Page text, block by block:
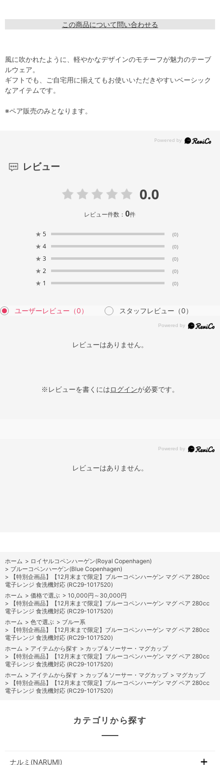
この商品について問い合わせる
風に吹かれたように、軽やかなデザインのモチーフが魅力のテーブ
ルウェア。
ギフトでも、ご自宅用に揃えてもお使いいただきやすいベーシック
なアイテムです。
※ペア販売のみとなります。
レビュー
0.0
レビュー件数：0件
★ 5 (0)
★ 4 (0)
★ 3 (0)
★ 2 (0)
★ 1 (0)
ユーザーレビュー （0） スタッフレビュー （0）
レビューはありません。
※レビューを書くにはログインが必要です。
レビューはありません。
ホーム > ロイヤルコペンハーゲン(Royal Copenhagen)
> ブルーコペンハーゲン(Blue Copenhagen)
>
【特別企画品】【12月末まで限定】ブルーコペンハーゲン マグ ペア 280cc
電子レンジ 食洗機対応 (RC29-1017520)
ホーム > 価格で選ぶ > 10,000円～30,000円
>
【特別企画品】【12月末まで限定】ブルーコペンハーゲン マグ ペア 280cc
電子レンジ 食洗機対応 (RC29-1017520)
ホーム > 色で選ぶ > ブルー系
>
【特別企画品】【12月末まで限定】ブルーコペンハーゲン マグ ペア 280cc
電子レンジ 食洗機対応 (RC29-1017520)
ホーム > アイテムから探す > カップ＆ソーサー・マグカップ
>
【特別企画品】【12月末まで限定】ブルーコペンハーゲン マグ ペア 280cc
電子レンジ 食洗機対応 (RC29-1017520)
ホーム > アイテムから探す > カップ＆ソーサー・マグカップ > マグカップ
>
【特別企画品】【12月末まで限定】ブルーコペンハーゲン マグ ペア 280cc
電子レンジ 食洗機対応 (RC29-1017520)
カテゴリから探す
ナルミ(NARUMI)